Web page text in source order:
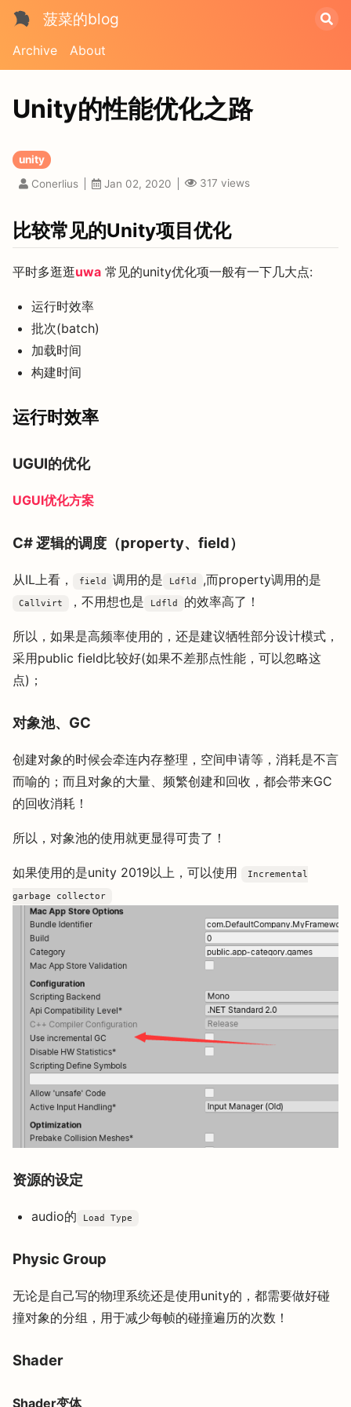
菠菜的blog
Archive About
Unity的性能优化之路
unity
Conerlius
Jan 02, 2020 317 views
比较常见的Unity项目优化
平时多逛逛uwa 常见的unity优化项一般有一下几大点:
运行时效率
批次(batch)
加载时间
构建时间
运行时效率
UGUI的优化
UGUI优化方案
C# 逻辑的调度（property、field）
从IL上看， field 调用的是 Ldfld ,而property调用的是
Callvirt ，不用想也是 Ldfld 的效率高了！
所以，如果是高频率使用的，还是建议牺牲部分设计模式，
采用public field比较好(如果不差那点性能，可以忽略这
点)；
对象池、GC
创建对象的时候会牵连内存整理，空间申请等，消耗是不言
而喻的；而且对象的大量、频繁创建和回收，都会带来GC
的回收消耗！
所以，对象池的使用就更显得可贵了！
如果使用的是unity 2019以上，可以使用 Incremental
garbage collector
资源的设定
audio的 Load Type
Physic Group
无论是自己写的物理系统还是使用unity的，都需要做好碰
撞对象的分组，用于减少每帧的碰撞遍历的次数！
Shader
Shader变体